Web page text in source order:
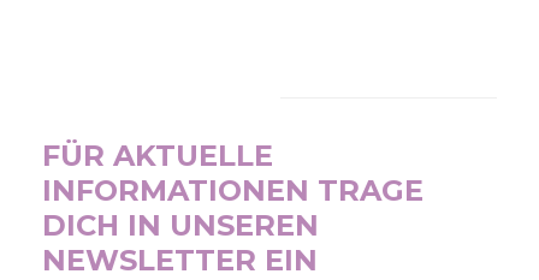
FÜR AKTUELLE
INFORMATIONEN TRAGE
DICH IN UNSEREN
NEWSLETTER EIN